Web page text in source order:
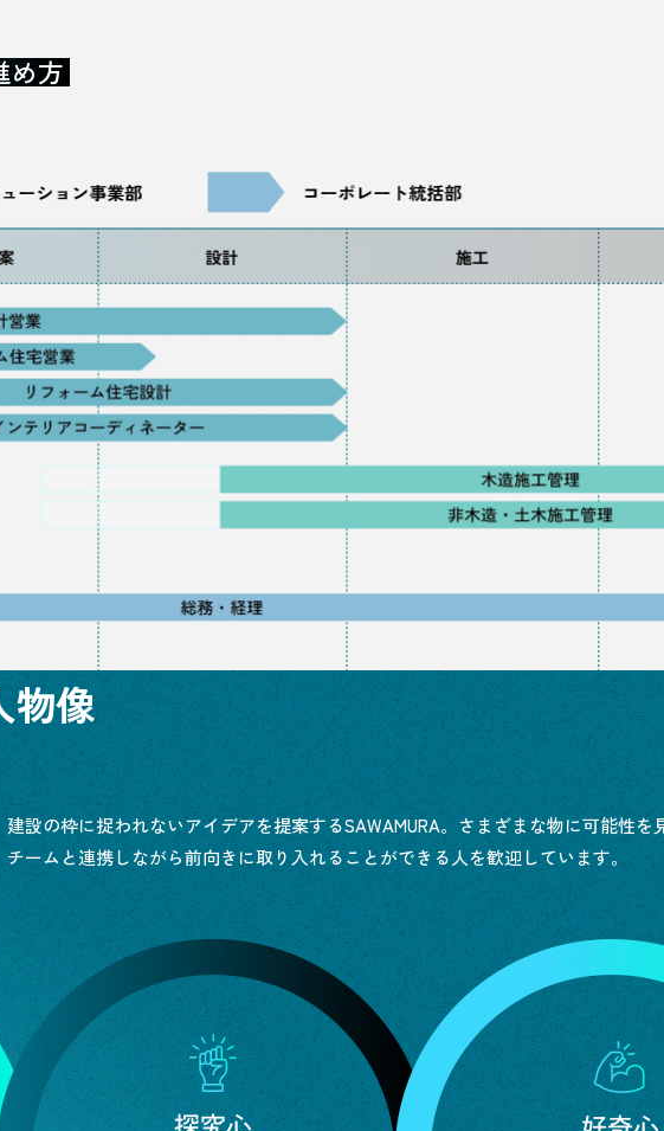
め方
物像
建設の枠に捉われないアイデアを提案するSAWAMURA。さまざまな物に可能性を
チームと連携しながら前向きに取り入れることができる人を歓迎しています。